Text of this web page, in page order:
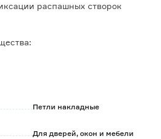
распашных створок
оцинкованной стали.
Петли накладные
Для дверей, окон и мебели